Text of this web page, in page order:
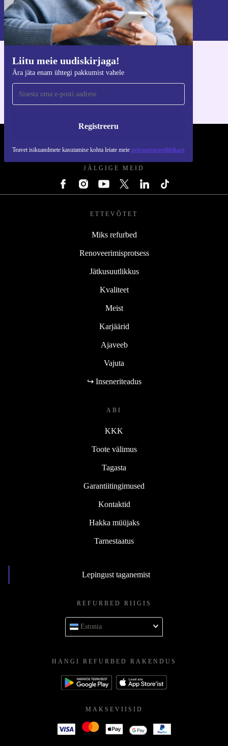
Liitu meie uudiskirjaga!
Ära jäta enam ühtegi pakkumist vahele
Registreeru
Teavet isikuandmete kasutamise kohta leiate meie privaatsuspoliitikast
Teavet isikuandmete kasutamise kohta leiate meie
privaatsuspoliitikast.
Hangi refurbed rakendus
iOS-i ja Androidi jaoks
JÄLGIGE MEID
ETTEVÕTET
Miks refurbed
Renoveerimisprotsess
Jätkusuutlikkus
Kvaliteet
Meist
Karjäärid
Ajaveeb
Vajuta
↪ Inseneriteadus
ABI
KKK
Toote välimus
Tagasta
Garantiitingimused
Kontaktid
Hakka müüjaks
Tarnestaatus
Lepingust taganemist
REFURBED RIIGIS
Estonia
HANGI REFURBED RAKENDUS
MAKSEVIISID